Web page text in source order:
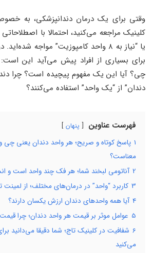
وقتی برای یک درمان دندانپزشکی، به
کلینیک مراجعه می‌کنید، احتمالا با
یا “نیاز به ۸ واحد کامپوزیت” مواجه
برای بسیاری از افراد پیش می‌آید این
چی؟ آیا این یک مفهوم پیچیده است؟ چرا
دندان” از “یک واحد” استفاده می‌کنند؟
فهرست عناوین پنهان
1 پاسخ کوتاه و صریح؛ هر واحد دندان یعنی چی
معناست؟
2 آناتومی لبخند شما؛ هر فک چند واحد است و
3 کاربرد “واحد” در درمان‌های مختلف؛ از لمینت
4 آیا همه واحدهای دندان ارزش یکسان دارند؟
5 عوامل موثر بر قیمت هر واحد دندان؛ چرا
6 شفافیت در کلینیک تاج؛ شما دقیقا می‌دانید
می‌کنید